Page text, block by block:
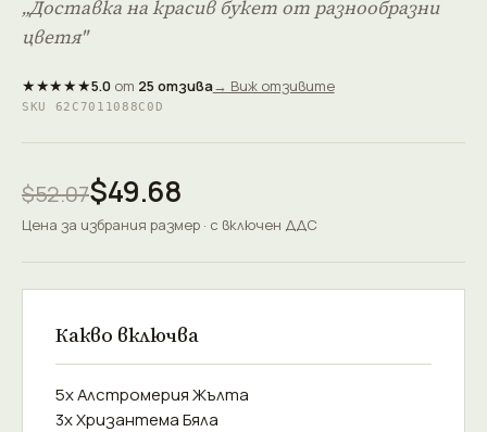
„Доставка на красив букет от разнообразни
цветя"
★★★★★5.0от 25 отзива→ Виж отзивите
SKU 62C7011088C0D
$52.07$49.68
Цена за избрания размер · с включен ДДС
Какво включва
5x Алстромерия Жълта
3x Хризантема Бяла